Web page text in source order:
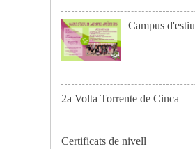
Campus d'estiu
2a Volta Torrente de Cinca
Certificats de nivell